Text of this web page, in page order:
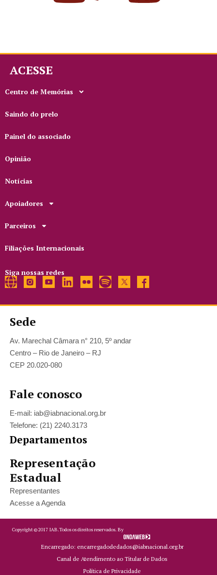
ACESSE
Centro de Memórias
Saindo do prelo
Painel do associado
Opinião
Notícias
Apoiadores
Parceiros
Filiações Internacionais
Siga nossas redes
Sede
Av. Marechal Câmara n° 210, 5º andar
Centro – Rio de Janeiro – RJ
CEP 20.020-080
Fale conosco
E-mail: iab@iabnacional.org.br
Telefone: (21) 2240.3173
Departamentos
Representação
Estadual
Representantes
Acesse a Agenda
Copyright ©2017 IAB.Todos os direitos reservados. By
Encarregado: encarregadodedados@iabnacional.org.br
Canal de Atendimento ao Titular de Dados
Política de Privacidade